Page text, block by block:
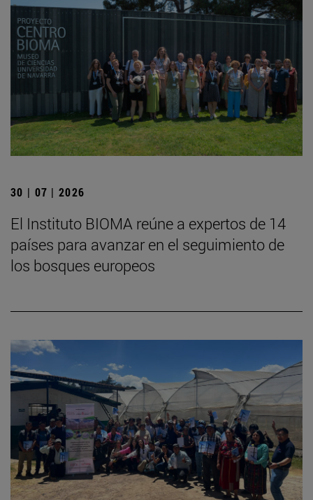
30 | 07 | 2026
El Instituto BIOMA reúne a expertos de 14
países para avanzar en el seguimiento de
los bosques europeos